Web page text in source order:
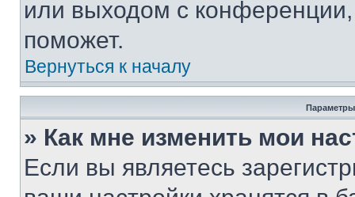
или выходом с
поможет.
Вернуться к началу
Параметры
» Как мне изменить мои
Если вы являетесь